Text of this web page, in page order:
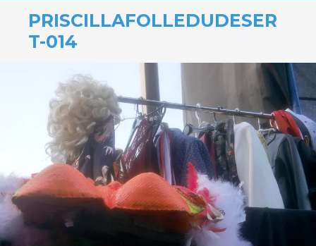
PRISCILLAFOLLEDUDESER
T-014